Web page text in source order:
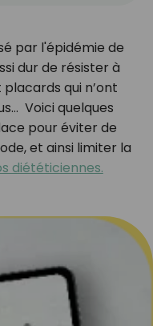
par l'épidémie de
dur de résister à
qui n’ont
Voici quelques
pour éviter de
et ainsi limiter la
diététiciennes.